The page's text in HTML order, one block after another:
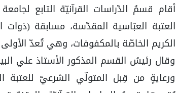
أقام قسمُ الدّراسات القرآنيّة التابع
العتبة العبّاسية المقدّسة، مسابقة (ذوات
الكريم الخاصّة بالمكفوفات، وهي تُعدّ
وقال رئيسُ القسم المذكور الأستاذ علي
ورعايةٍ من قِبل المتولّي الشرعيّ للعتبة